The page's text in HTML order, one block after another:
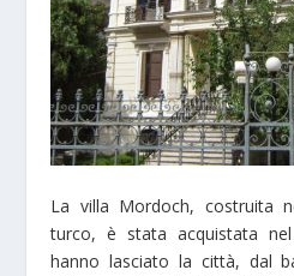
La villa Mordoch, costruita
turco, è stata acquistata
hanno lasciato la città, dal